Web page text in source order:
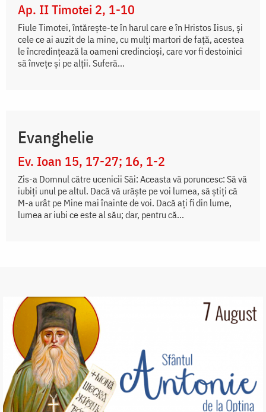
Ap. II Timotei 2, 1-10
Fiule Timotei, întăreşte-te în harul care e în Hristos Iisus, şi
cele ce ai auzit de la mine, cu mulţi martori de faţă, acestea
le încredinţează la oameni credincioşi, care vor fi destoinici
să înveţe şi pe alţii. Suferă...
Evanghelie
Ev. Ioan 15, 17-27; 16, 1-2
Zis-a Domnul către ucenicii Săi: Aceasta vă poruncesc: Să vă
iubiți unul pe altul. Dacă vă urăște pe voi lumea, să știți că
M-a urât pe Mine mai înainte de voi. Dacă ați fi din lume,
lumea ar iubi ce este al său; dar, pentru că...